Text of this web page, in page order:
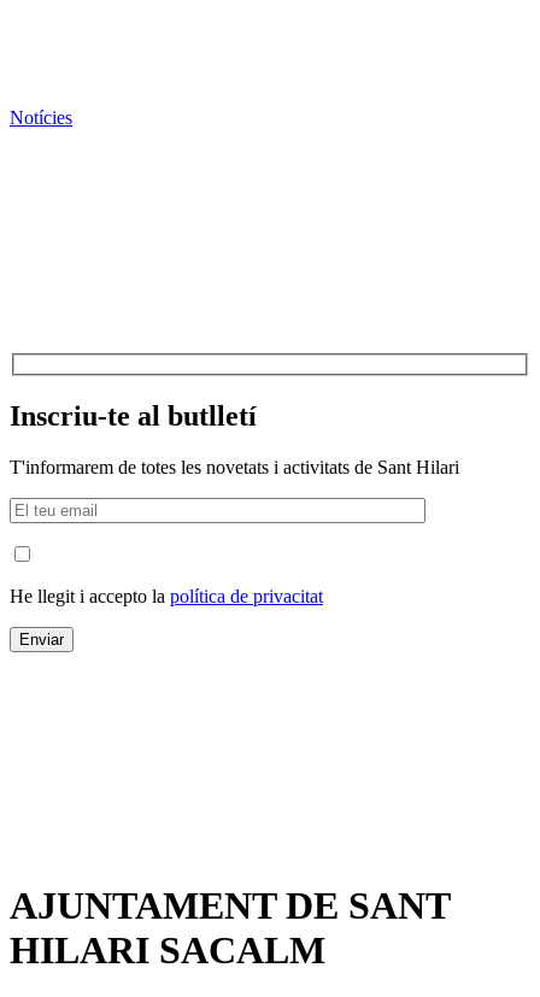
Notícies
Inscriu-te al butlletí
T'informarem de totes les novetats i activitats de Sant Hilari
He llegit i accepto la política de privacitat
AJUNTAMENT DE SANT
HILARI SACALM